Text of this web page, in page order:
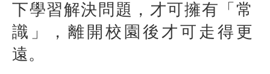
下學習解決問題，才可擁有「常
識」，離開校園後才可走得更
遠。